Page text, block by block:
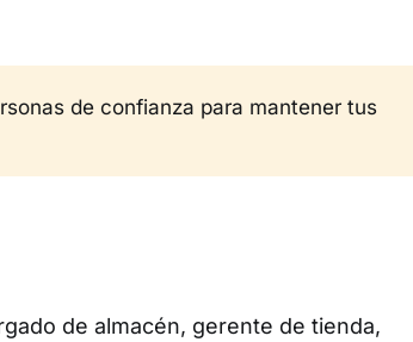
de confianza para mantener tus
de almacén, gerente de tienda,